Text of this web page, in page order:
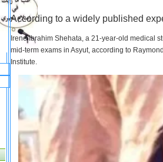
According to a widely published
Irene Ibrahim Shehata, a 21-year-old medical
mid-term exams in Asyut, according to
Institute.